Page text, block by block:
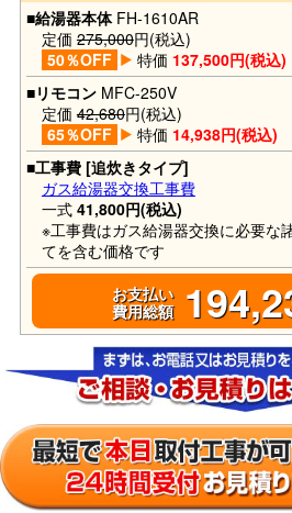
■給湯器本体FH-1610AR
定価 275,000円(税込)
50％OFF
特価 137,500円(税込)
■リモコンMFC-250V
定価 42,680円(税込)
65％OFF
特価 14,938円(税込)
■工事費 [追炊きタイプ]
ガス給湯器交換工事費
一式 41,800円(税込)
※工事費はガス給湯器交換に必要な
てを含む価格です
お支払い
費用総額